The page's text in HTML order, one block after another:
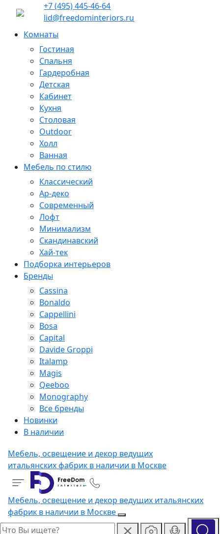
+7 (495) 445-46-64
lid@freedominteriors.ru
Комнаты
Гостиная
Спальня
Гардеробная
Детская
Кабинет
Кухня
Столовая
Outdoor
Холл
Ванная
Мебель по стилю
Классический
Ар-деко
Современный
Лофт
Минимализм
Скандинавский
Хай-тек
Подборка интерьеров
Бренды
Cassina
Bonaldo
Cappellini
Bosa
Capital
Davide Groppi
Italamp
Magis
Qeeboo
Monography
Все бренды
Новинки
В наличии
Мебель, освещение и декор ведущих
итальянских фабрик в наличии в Москве
Мебель, освещение и декор ведущих итальянских
фабрик в наличии в Москве